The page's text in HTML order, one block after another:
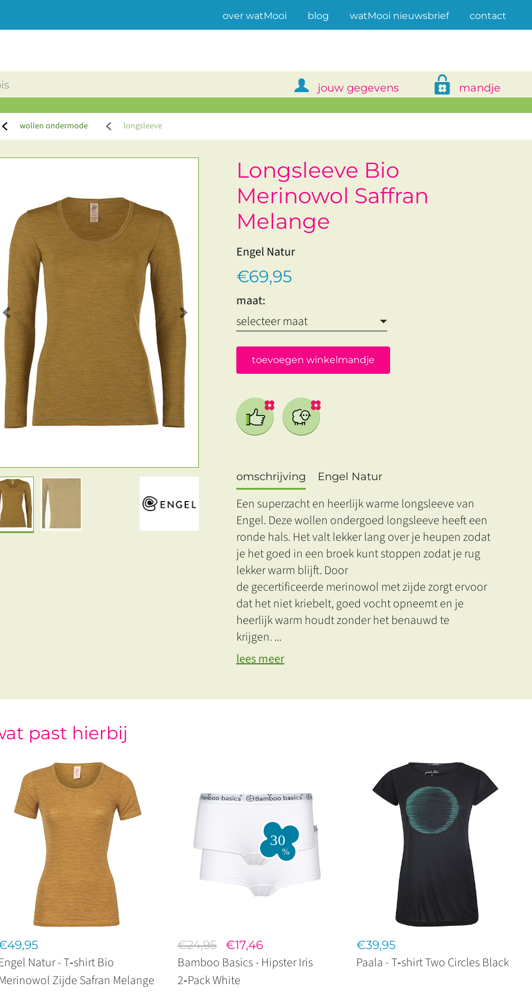
over watMooi(current)
blog watMooi nieuwsbrief contact
jouw gegevens mandje
wollen ondermode longsleeve
Previous Next
Longsleeve Bio
Merinowol Saffran
Melange
Engel Natur
€69,95
maat:
toevoegen winkelmandje
omschrijving Engel Natur
Een superzacht en heerlijk warme longsleeve van
Engel. Deze wollen ondergoed longsleeve heeft een
ronde hals. Het valt lekker lang over je heupen zodat
je het goed in een broek kunt stoppen zodat je rug
lekker warm blijft. Door
de gecertificeerde merinowol met zijde zorgt ervoor
dat het niet kriebelt, goed vocht opneemt en je
heerlijk warm houdt zonder het benauwd te
krijgen. ...
lees meer
past hierbij
Natur - T‑shirt Bio
Zijde Safran Melange
€24,95 €17,46
Bamboo Basics - Hipster Iris
2‑Pack White
€39,95
Paala - T‑shirt Two Circles Black